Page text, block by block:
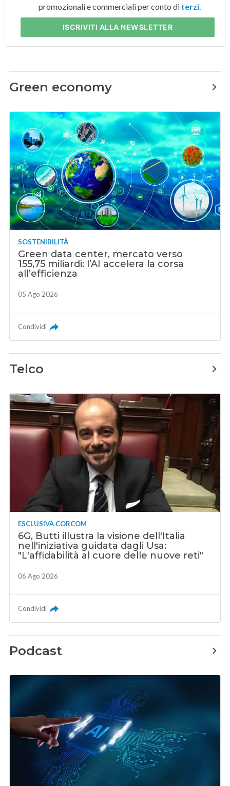
promozionali e commerciali per conto di terzi.
ISCRIVITI ALLA NEWSLETTER
Green economy
SOSTENIBILITÀ
Green data center, mercato verso
155,75 miliardi: l’AI accelera la corsa
all’efficienza
05 Ago 2026
Condividi
Telco
ESCLUSIVA CORCOM
6G, Butti illustra la visione dell'Italia
nell'iniziativa guidata dagli Usa:
"L'affidabilità al cuore delle nuove reti"
06 Ago 2026
Condividi
Podcast